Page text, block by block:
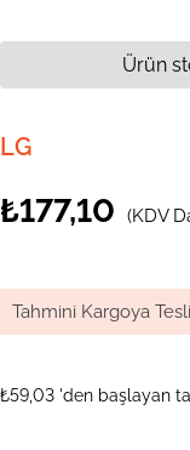
LG
₺177,10 (KDV
Tahmini Kargoya
₺59,03 'den başlayan
Ürün